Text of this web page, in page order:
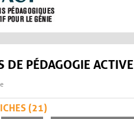
DE PÉDAGOGIE ACTIVE
(21)